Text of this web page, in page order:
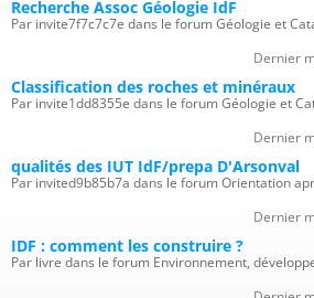
Recherche Assoc Géologie IdF
Par invite7f7c7c7e dans le forum Géologie et
Dernier
Classification des roches et minéraux
Par invite1dd8355e dans le forum Géologie et
Dernier
qualités des IUT IdF/prepa D'Arsonval
Par invited9b85b7a dans le forum Orientation
Dernier
IDF : comment les construire ?
Par livre dans le forum Environnement,